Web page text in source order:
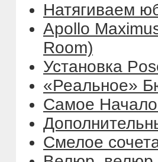
Натягиваем
Apollo
Room)
Установка
«Реальное»
Самое
Смелое